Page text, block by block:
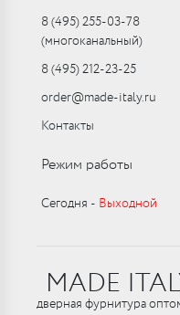
8 (495) 255-03-78
(многоканальный)
8 (495) 212-23-25
order@made-italy.ru
Контакты
Режим работы
Сегодня ‑ Выходной
MADE
дверная фурнитура